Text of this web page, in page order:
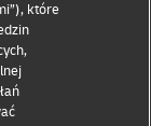
i cookies
sporów
które